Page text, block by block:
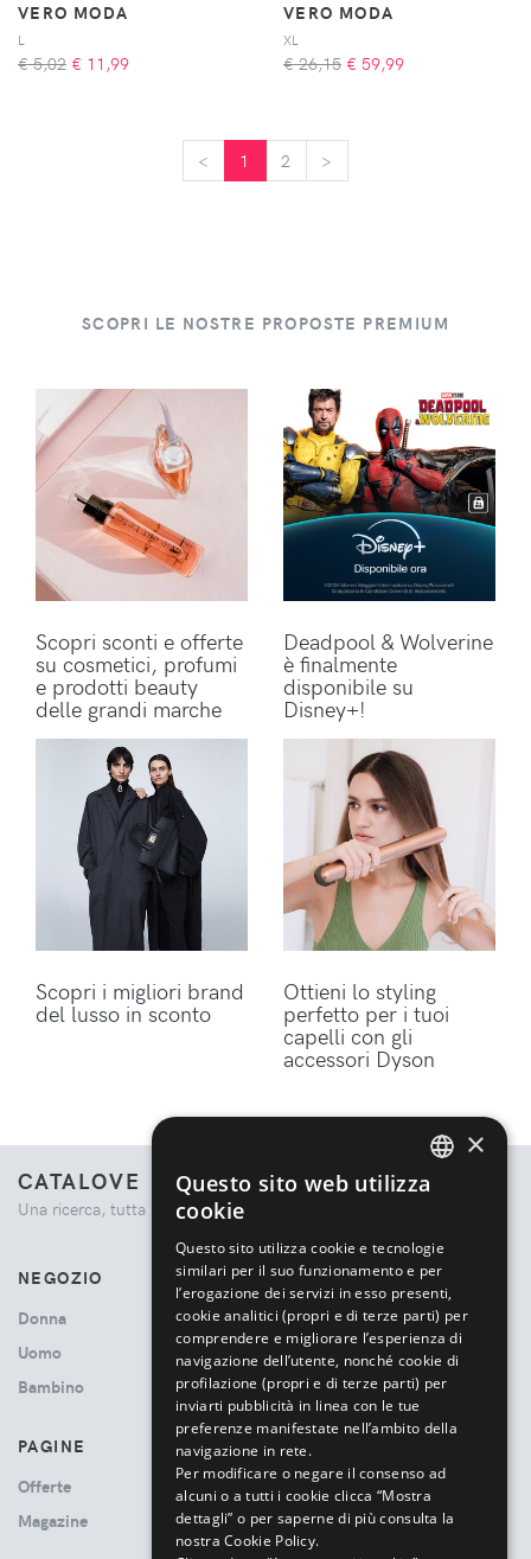
VERO MODA
L
€ 5,02 € 11,99
VERO MODA
XL
€ 26,15 € 59,99
< 1 2 >
SCOPRI LE NOSTRE PROPOSTE PREMIUM
Scopri sconti e offerte
su cosmetici, profumi
e prodotti beauty
delle grandi marche
Deadpool & Wolverine
è finalmente
disponibile su
Disney+!
Scopri i migliori brand
del lusso in sconto
Ottieni lo styling
perfetto per i tuoi
capelli con gli
accessori Dyson
CATALOVE
Una ricerca, tutta la moda.
NEGOZIO
Donna
Uomo
Bambino
PAGINE
Offerte
Magazine
×
Questo sito web utilizza
cookie
Questo sito utilizza cookie e tecnologie
similari per il suo funzionamento e per
l’erogazione dei servizi in esso presenti,
cookie analitici (propri e di terze parti) per
comprendere e migliorare l’esperienza di
navigazione dell’utente, nonché cookie di
profilazione (propri e di terze parti) per
inviarti pubblicità in linea con le tue
preferenze manifestate nell’ambito della
navigazione in rete.
Per modificare o negare il consenso ad
alcuni o a tutti i cookie clicca “Mostra
dettagli” o per saperne di più consulta la
nostra Cookie Policy.